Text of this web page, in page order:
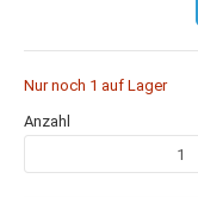
Nur noch 1 auf Lager
Anzahl